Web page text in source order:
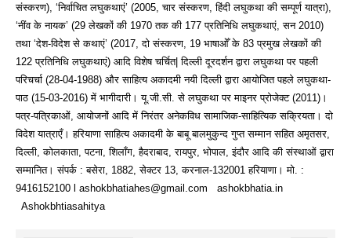
संस्करण), ‘निर्वाचित लघुकथाएं’ (2005, चार संस्करण, हिंदी लघुकथा की सम्पूर्ण यात्रा),
‘नींव के नायक’ (29 लेखकों की 1970 तक की 177 प्रतिनिधि लघुकथाएं, सन 2010)
तथा ‘देश-विदेश से कथाएं’ (2017, दो संस्करण, 19 भाषाओँ के 83 प्रमुख लेखकों की
122 प्रतिनिधि लघुकथाएं) आदि विशेष चर्चित| दिल्ली दूरदर्शन द्वारा लघुकथा पर पहली
परिचर्चा (28-04-1988) और साहित्य अकादमी नयी दिल्ली द्वारा आयोजित पहले लघुकथा-
पाठ (15-03-2016) में भागीदारी। यू.जी.सी. से लघुकथा पर माइनर प्रोजेक्ट (2011)।
पत्र-पत्रिकाओं, आयोजनों आदि में निरंतर अनेकविध सामाजिक-साहित्यिक सक्रियता। दो
विदेश यात्राएँ। हरियाणा साहित्य अकादमी के बाबू बालमुकुन्द गुप्त सम्मान सहित अमृतसर,
दिल्ली, कोलकाता, पटना, शिलॉंग, हैदराबाद, रायपुर, भोपाल, इंदौर आदि की संस्थाओं द्वारा
सम्मानित। संपर्क : बसेरा, 1882, सेक्टर 13, करनाल-132001 हरियाणा। मो. :
9416152100 l ashokbhatiahes@gmail.com ashokbhatia.in
Ashokbhtiasahitya